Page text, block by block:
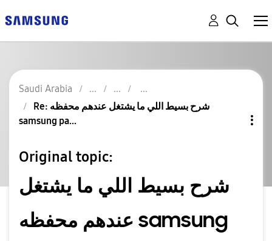
Saudi Arabia
Re: شرح بسيط اللي ما يشتغل عندهم محفظه
samsung pa...
Original topic:
شرح بسيط اللي ما يشتغل
عندهم محفظه samsung